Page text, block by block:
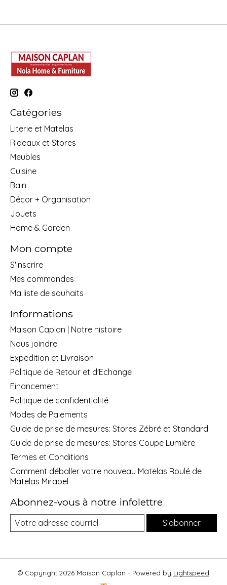
Catégories
Literie et Matelas
Rideaux et Stores
Meubles
Cuisine
Bain
Décor + Organisation
Jouets
Home & Garden
Mon compte
S'inscrire
Mes commandes
Ma liste de souhaits
Informations
Maison Caplan | Notre histoire
Nous joindre
Expedition et Livraison
Politique de Retour et d'Echange
Financement
Politique de confidentialité
Modes de Paiements
Guide de prise de mesures: Stores Zébré et Standard
Guide de prise de mesures: Stores Coupe Lumière
Termes et Conditions
Comment déballer votre nouveau Matelas Roulé de
Matelas Mirabel
Abonnez-vous à notre infolettre
S'abonner
© Copyright 2026 Maison Caplan - Powered by Lightspeed